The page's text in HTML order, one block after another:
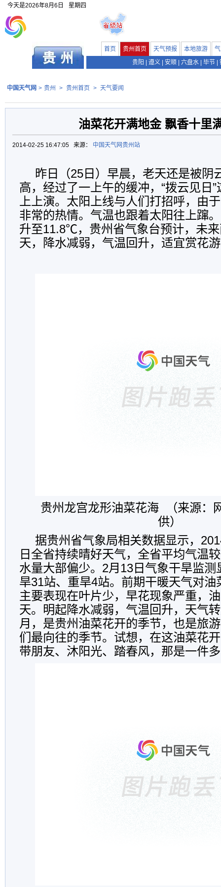
今天是2026年8月6日 星期四
首页 贵州首页 天气预报 本地旅游
贵阳
遵义 安顺 六盘水 毕节
中国天气网 > 贵州 > 贵州首页 > 天气要闻
油菜花开满地金 飘香十里
2014-02-25 16:47:05 来源： 中国天气网贵州站
昨日（25日）早晨，老天还是被阴
高，经过了一上午的缓冲，“拨云见日”
上上演。太阳上线与人们打招呼，由
非常的热情。气温也跟着太阳往上蹿
升至11.8℃，贵州省气象台预计，未
天，降水减弱，气温回升，适宜赏花
贵州龙宫龙形油菜花海 （来源：
供）
据贵州省气象局相关数据显示，
日全省持续晴好天气，全省平均气温
水量大部偏少。2月13日气象干旱监测
旱31站、重旱4站。前期干暖天气对油
主要表现在叶片少，早花现象严重，
天。明起降水减弱，气温回升，天气
月，是贵州油菜花开的季节，也是旅
们最向往的季节。试想，在这油菜花
带朋友、沐阳光、踏春风，那是一件